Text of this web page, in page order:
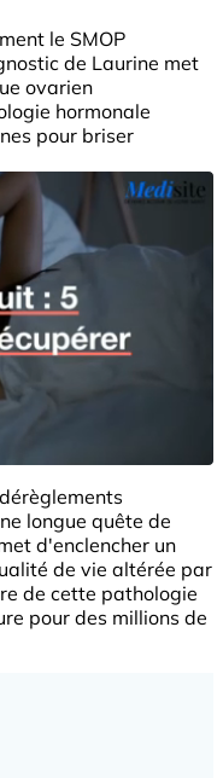
le SMOP
de Laurine met
ovarien
hormonale
pour briser
longue quête de
d'enclencher un
de vie altérée par
de cette pathologie
pour des millions de